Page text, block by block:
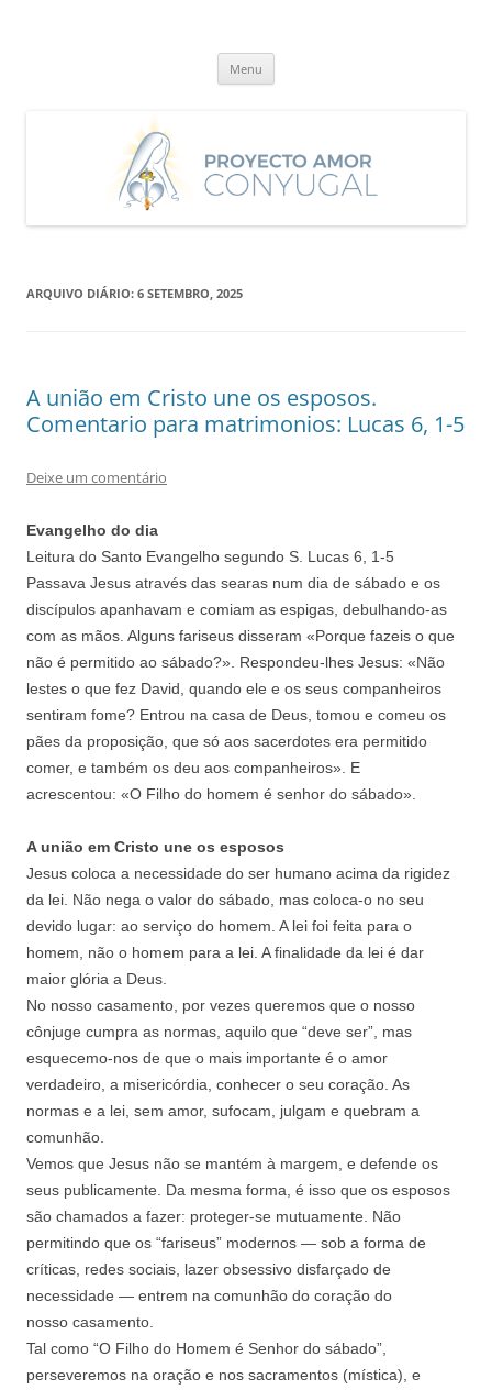
Menu
ARQUIVO DIÁRIO: 6 SETEMBRO, 2025
A união em Cristo une os esposos.
Comentario para matrimonios: Lucas 6, 1-5
Deixe um comentário
Evangelho do dia
Leitura do Santo Evangelho segundo S. Lucas 6, 1-5
Passava Jesus através das searas num dia de sábado e os
discípulos apanhavam e comiam as espigas, debulhando-as
com as mãos. Alguns fariseus disseram «Porque fazeis o que
não é permitido ao sábado?». Respondeu-lhes Jesus: «Não
lestes o que fez David, quando ele e os seus companheiros
sentiram fome? Entrou na casa de Deus, tomou e comeu os
pães da proposição, que só aos sacerdotes era permitido
comer, e também os deu aos companheiros». E
acrescentou: «O Filho do homem é senhor do sábado».
A união em Cristo une os esposos
Jesus coloca a necessidade do ser humano acima da rigidez
da lei. Não nega o valor do sábado, mas coloca-o no seu
devido lugar: ao serviço do homem. A lei foi feita para o
homem, não o homem para a lei. A finalidade da lei é dar
maior glória a Deus.
No nosso casamento, por vezes queremos que o nosso
cônjuge cumpra as normas, aquilo que “deve ser”, mas
esquecemo-nos de que o mais importante é o amor
verdadeiro, a misericórdia, conhecer o seu coração. As
normas e a lei, sem amor, sufocam, julgam e quebram a
comunhão.
Vemos que Jesus não se mantém à margem, e defende os
seus publicamente. Da mesma forma, é isso que os esposos
são chamados a fazer: proteger-se mutuamente. Não
permitindo que os “fariseus” modernos — sob a forma de
críticas, redes sociais, lazer obsessivo disfarçado de
necessidade — entrem na comunhão do coração do
nosso casamento.
Tal como “O Filho do Homem é Senhor do sábado”,
perseveremos na oração e nos sacramentos (mística), e